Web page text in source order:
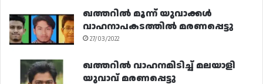
ഖത്തറിൽ മൂന്ന് യുവാക്കൾ
വാഹനാപകടത്തിൽ മരണപ്പെട്ടു
27/03/2022
ഖത്തറിൽ വാഹനമിടിച്ച് മലയാളി
യുവാവ് മരണപ്പെട്ടു